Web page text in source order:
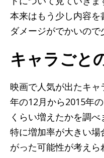
本来はもう少し内容
ダメージがでかいので
キャラごと
映画で人気が出たキ
年の12月から2015年
くらい増えたかを調べ
特に増加率が大きい
がった可能性が考えら